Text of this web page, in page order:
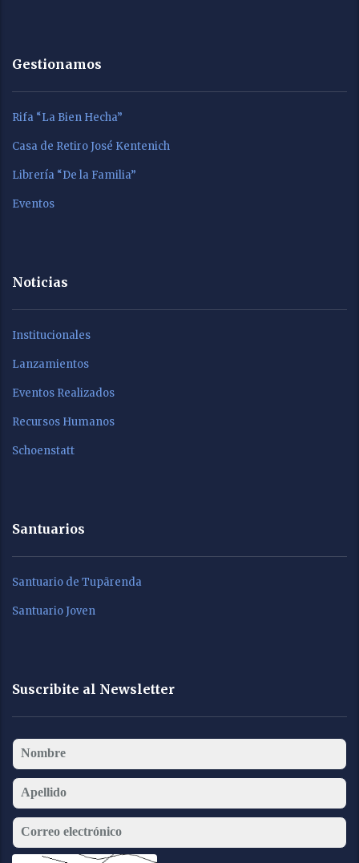
Gestionamos
Rifa “La Bien Hecha”
Casa de Retiro José Kentenich
Librería “De la Familia”
Eventos
Noticias
Institucionales
Lanzamientos
Eventos Realizados
Recursos Humanos
Schoenstatt
Santuarios
Santuario de Tupãrenda
Santuario Joven
Suscribite al Newsletter
Nombre
Apellido
Correo electrónico